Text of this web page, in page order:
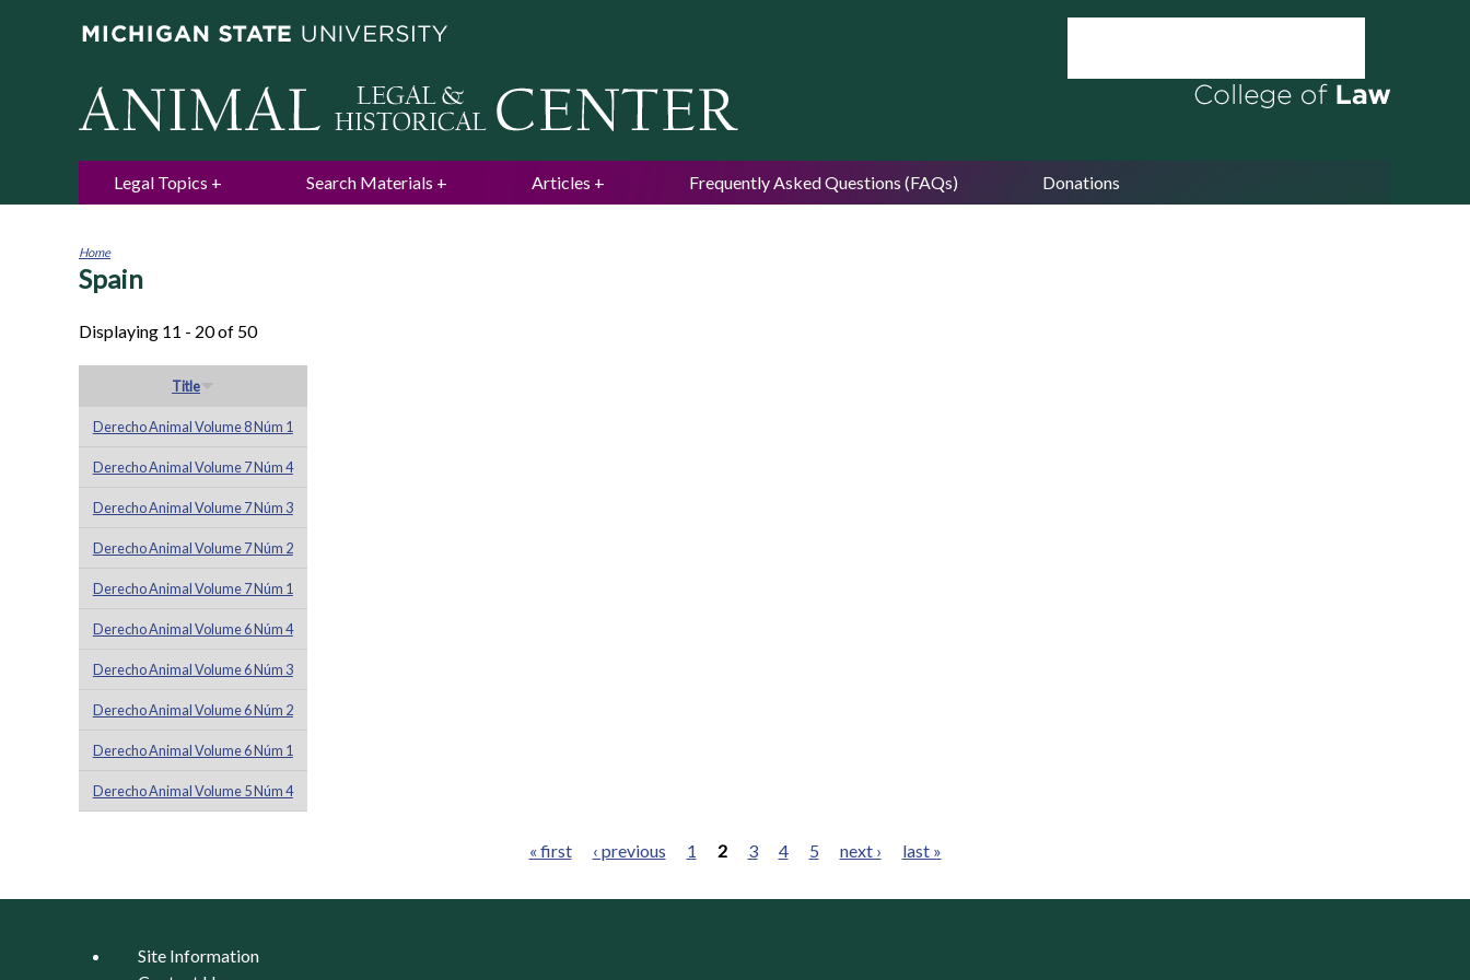
Legal Topics Search Materials Articles Frequently Asked Questions (FAQs) Donations
You
are
Home
Spain
Displaying 11 - 20 of 50
Title
Derecho Animal Volume 8 Núm 1
Derecho Animal Volume 7 Núm 4
Derecho Animal Volume 7 Núm 3
Derecho Animal Volume 7 Núm 2
Derecho Animal Volume 7 Núm 1
Derecho Animal Volume 6 Núm 4
Derecho Animal Volume 6 Núm 3
Derecho Animal Volume 6 Núm 2
Derecho Animal Volume 6 Núm 1
Derecho Animal Volume 5 Núm 4
Pages
« first ‹ previous 1 2 3 4 5 next › last »
Site Information